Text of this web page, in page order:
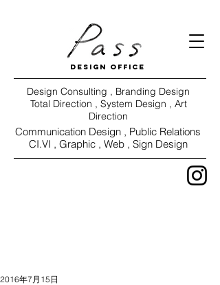
DESIGN OFFICE
Design Consulting , Branding Design
Total Direction , System Design , Art
Direction
Communication Design , Public Relations
CI.VI , Graphic , Web , Sign Design
2016年7月15日